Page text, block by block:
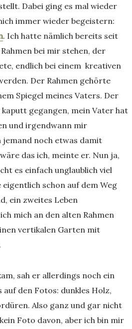
Dabei ging es mal wieder
immer wieder begeistern:
. Ich hatte nämlich bereits seit
bei mir stehen, der
endlich bei einem kreativen
Der Rahmen gehörte
Spiegel meines Vaters. Der
gegangen, mein Vater hat
und irgendwann mir
jemand noch etwas damit
das ich, meinte er. Nun ja,
es einfach unglaublich viel
schon auf dem Weg
ein zweites Leben
mich an den alten Rahmen
vertikalen Garten mit
sah er allerdings noch ein
auf den Fotos: dunkles Holz,
Also ganz und gar nicht
Foto davon, aber ich bin mir